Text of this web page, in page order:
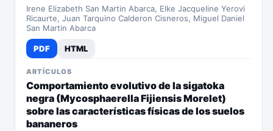
Irene Elizabeth San Martin Abarca, Elke Jacqueline Yerovi
Ricaurte, Juan Tarquino Calderon Cisneros, Miguel Daniel
San Martin Abarca
PDF HTML
ARTÍCULOS
Comportamiento evolutivo de la sigatoka
negra (Mycosphaerella Fijiensis Morelet)
sobre las características físicas de los suelos
bananeros